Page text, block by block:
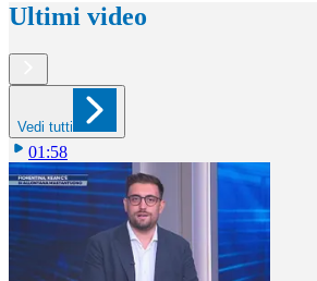
Ultimi video
Vedi tutti
01:58